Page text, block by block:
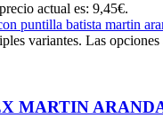
actual es: 9,45€.
variantes. Las
MARTIN